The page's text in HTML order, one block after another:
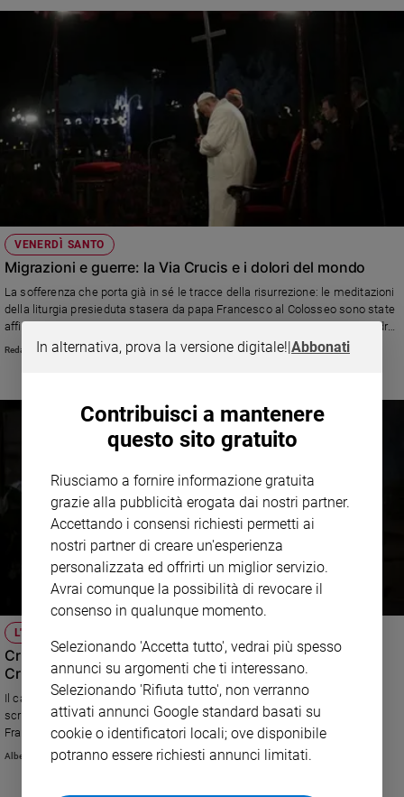
VENERDÌ SANTO
Migrazioni e guerre: la Via Crucis e i dolori del mondo
La sofferenza che porta già in sé le tracce della risurrezione: le meditazioni
della liturgia presieduta stasera da papa Francesco al Colosseo sono state
affidate alla teologa francese Anne-Marie Pelletier, 71 anni, sposata, madre
di 3 figli.
RedazioneFc
L'INTERVISTA
Cristiani martiri, migranti e schiavi del lavoro: la Via
Crucis del Papa al Colosseo
Il cardinale di Perugia Gualtiero Bassetti spiega i temi che ha scelto per
scrivere le meditazioni delle quattordici stazioni del Rito che papa
Francesco presiede la sera del Venerdì Santo al Colosseo
Alberto Bobbio
In alternativa, prova la versione digitale!|Abbonati
Contribuisci a mantenere
questo sito gratuito
Riusciamo a fornire informazione gratuita
grazie alla pubblicità erogata dai nostri partner.
Accettando i consensi richiesti permetti ai
nostri partner di creare un'esperienza
personalizzata ed offrirti un miglior servizio.
Avrai comunque la possibilità di revocare il
consenso in qualunque momento.
Selezionando 'Accetta tutto', vedrai più spesso
annunci su argomenti che ti interessano.
Selezionando 'Rifiuta tutto', non verranno
attivati annunci Google standard basati su
cookie o identificatori locali; ove disponibile
potranno essere richiesti annunci limitati.